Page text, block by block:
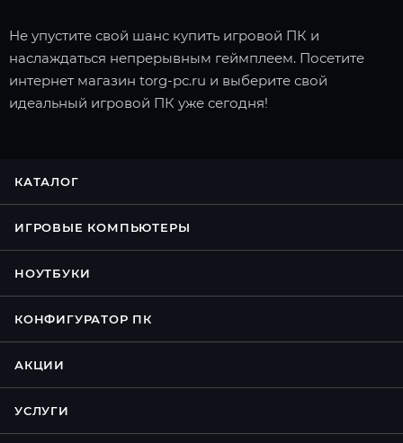
Не упустите свой шанс купить игровой ПК и
наслаждаться непрерывным геймплеем. Посетите
интернет магазин torg-pc.ru и выберите свой
идеальный игровой ПК уже сегодня!
КАТАЛОГ
ИГРОВЫЕ КОМПЬЮТЕРЫ
НОУТБУКИ
КОНФИГУРАТОР ПК
АКЦИИ
УСЛУГИ